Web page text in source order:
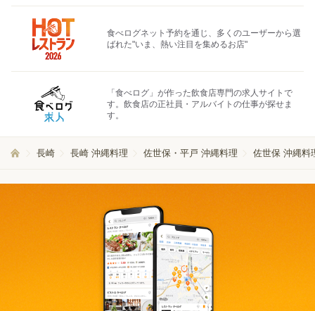
食べログネット予約を通じ、多くのユーザーから選
ばれた"いま、熱い注目を集めるお店"
「食べログ」が作った飲食店専門の求人サイトで
す。飲食店の正社員・アルバイトの仕事が探せま
す。
長崎 長崎 沖縄料理 佐世保・平戸 沖縄料理 佐世保 沖縄料